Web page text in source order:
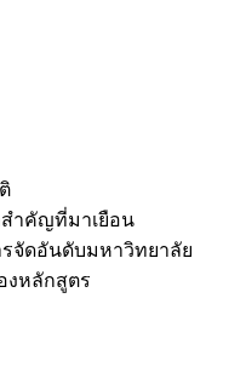
ำคัญที่มาเยือน
รจัดอันดับมหาวิทยาลัย
งหลักสูตร